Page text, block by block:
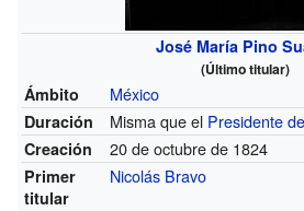
José María Pino
(Último titular)
Ámbito México
Duración Misma que el Presidente
Creación 20 de octubre de 1824
Primer
titular
Nicolás Bravo